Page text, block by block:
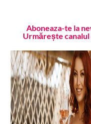
Aboneaza-te la
Urmărește